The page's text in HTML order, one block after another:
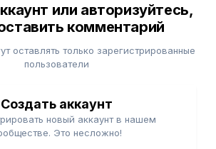
или авторизуйтесь,
комментарий
оставлять только зарегистрированные
пользователи
Создать аккаунт
новый аккаунт в нашем
Это несложно!